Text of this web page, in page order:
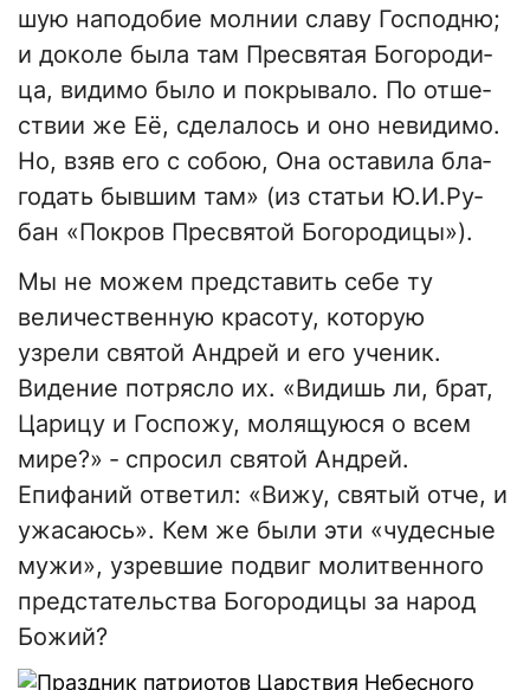
шую на­по­до­бие мол­нии славу Гос­под­ню;
и до­ко­ле бы­ла там Пре­свя­тая Бо­го­ро­ди­
ца, ви­ди­мо бы­ло и по­кры­ва­ло. По от­ше­
ствии же Её, сде­ла­лось и оно неви­ди­мо.
Но, взяв его с со­бою, Она оста­ви­ла бла­
го­дать бывшим там» (из статьи Ю.И.Ру­
бан «Покров Пресвятой Богородицы»).
Мы не можем представить себе ту
величественную красоту, которую
узрели святой Андрей и его ученик.
Видение потрясло их. «Видишь ли, брат,
Царицу и Госпожу, молящуюся о всем
мире?» ‑ спросил святой Андрей.
Епифаний ответил: «Вижу, святый отче, и
ужасаюсь». Кем же были эти «чудесные
мужи», узревшие подвиг молитвенного
предстательства Богородицы за народ
Божий?